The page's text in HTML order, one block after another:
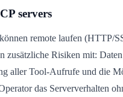
servers
remote laufen (HTTP/
zusätzliche Risiken mit:
aller Tool-Aufrufe und die
das Serververhalten